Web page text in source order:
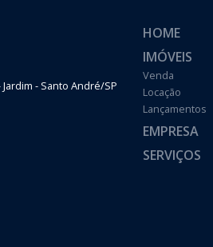
- Santo André/SP
HOME
IMÓVEIS
Venda
Locação
Lançamentos
EMPRESA
SERVIÇOS